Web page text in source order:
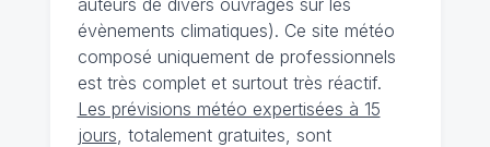
évènements climatiques). Ce site météo
composé uniquement de professionnels
est très complet et surtout très réactif.
Les prévisions météo expertisées à 15
jours , totalement gratuites, sont